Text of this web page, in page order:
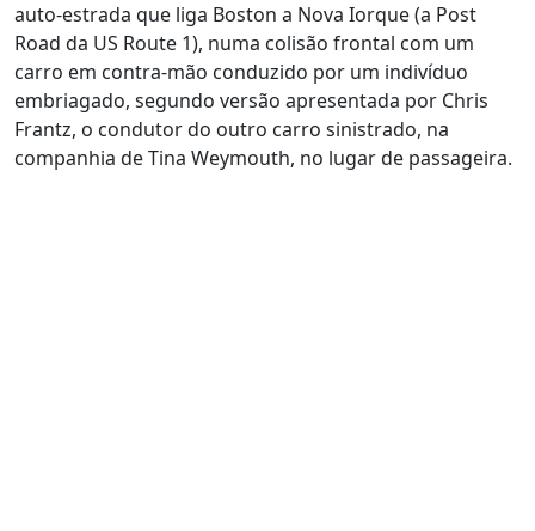
auto-estrada que liga Boston a Nova Iorque (a Post
Road da US Route 1), numa colisão frontal com um
carro em contra-mão conduzido por um indivíduo
embriagado, segundo versão apresentada por Chris
Frantz, o condutor do outro carro sinistrado, na
companhia de Tina Weymouth, no lugar de passageira.